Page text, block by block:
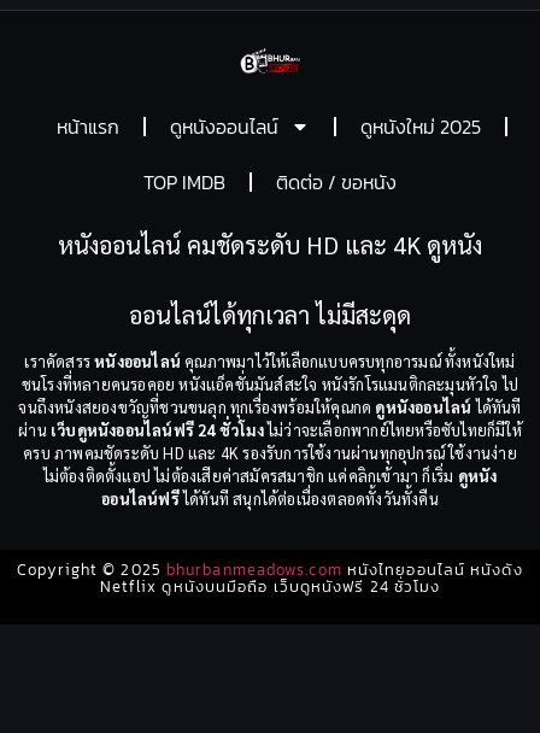
หน้าแรก ดูหนังออนไลน์
ดูหนังใหม่ 2025
TOP IMDB
ติดต่อ / ขอหนัง
หนังออนไลน์ คมชัดระดับ HD และ 4K ดูหนัง
ออนไลน์ได้ทุกเวลา ไม่มีสะดุด
เราคัดสรรหนังออนไลน์ คุณภาพมาไว้ให้เลือกแบบครบทุกอารมณ์ ทั้งหนังใหม่
ชนโรงที่หลายคนรอคอย หนังแอ็คชั่นมันส์สะใจ หนังรักโรแมนติกละมุนหัวใจ ไป
จนถึงหนังสยองขวัญที่ชวนขนลุก ทุกเรื่องพร้อมให้คุณกด ดูหนังออนไลน์ ได้ทันที
ผ่าน เว็บดูหนังออนไลน์ฟรี 24 ชั่วโมงไม่ว่าจะเลือกพากย์ไทยหรือซับไทยก็มีให้
ครบ ภาพคมชัดระดับ HD และ 4K รองรับการใช้งานผ่านทุกอุปกรณ์ ใช้งานง่าย
ไม่ต้องติดตั้งแอป ไม่ต้องเสียค่าสมัครสมาชิก แค่คลิกเข้ามา ก็เริ่ม ดูหนัง
ออนไลน์ฟรีได้ทันที สนุกได้ต่อเนื่องตลอดทั้งวันทั้งคืน
Copyright © 2025 bhurbanmeadows.com หนังไทยออนไลน์ หนังดัง
Netflix ดูหนังบนมือถือ เว็บดูหนังฟรี 24 ชั่วโมง